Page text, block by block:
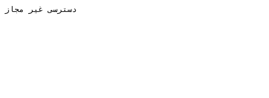
دسترسی غیر مجاز